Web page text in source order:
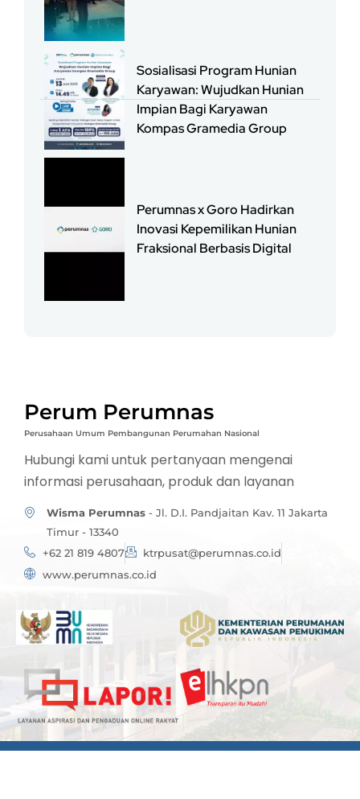
Sosialisasi Program Hunian
Karyawan: Wujudkan Hunian
Impian Bagi Karyawan
Kompas Gramedia Group
Perumnas x Goro Hadirkan
Inovasi Kepemilikan Hunian
Fraksional Berbasis Digital
Perum Perumnas
Perusahaan Umum Pembangunan Perumahan Nasional
Hubungi kami untuk pertanyaan mengenai
informasi perusahaan, produk dan layanan
Wisma Perumnas- Jl. D.I. Pandjaitan Kav. 11 Jakarta
Timur - 13340
+62 21 819 4807
ktrpusat@perumnas.co.id
www.perumnas.co.id